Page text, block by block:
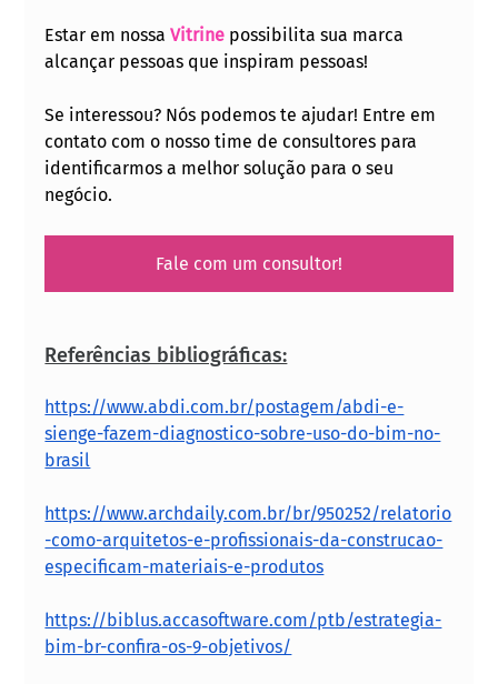
Estar em nossa Vitrine possibilita sua marca
alcançar pessoas que inspiram pessoas!
Se interessou? Nós podemos te ajudar! Entre em
contato com o nosso time de consultores para
identificarmos a melhor solução para o seu
negócio.
Fale com um consultor!
Referências bibliográficas:
https://www.abdi.com.br/postagem/abdi-e-
sienge-fazem-diagnostico-sobre-uso-do-bim-no-
brasil
https://www.archdaily.com.br/br/950252/relatorio
-como-arquitetos-e-profissionais-da-construcao-
especificam-materiais-e-produtos
https://biblus.accasoftware.com/ptb/estrategia-
bim-br-confira-os-9-objetivos/